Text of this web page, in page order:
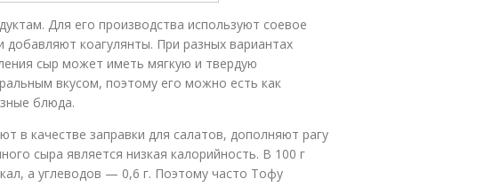
Для его производства используют соевое
коагулянты. При разных вариантах
сыр может иметь мягкую и твердую
вкусом, поэтому его можно есть как
блюда.
в качестве заправки для салатов, дополняют рагу
сыра является низкая калорийность. В 100 г
а углеводов — 0,6 г. Поэтому часто Тофу